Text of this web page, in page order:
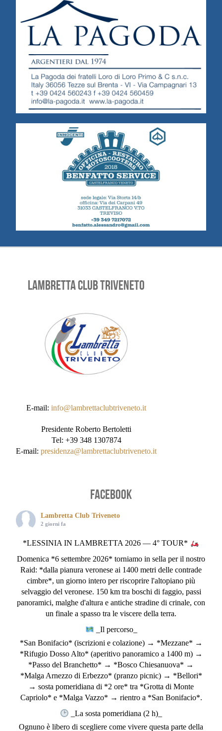
LAMBRETTA CLUB TRIVENETO
E-mail: info@lambrettaclubtriveneto.it
Presidente Roberto Bertoletti
Tel: +39 348 1307874
E-mail: presidenza@lambrettaclubtriveneto.it
FACEBOOK
Lambretta Club Triveneto
2 giorni fa
*LESSINIA IN LAMBRETTA 2026 — 4° TOUR*
Domenica *6 settembre 2026* torniamo in sella per il nostro
Raid: *dalla pianura veronese ai 1400 metri delle contrade
cimbre*, un giorno intero per riscoprire l'altopiano più
selvaggio del veronese. 150 km tra boschi di faggio, passi
panoramici, malghe d'altura e antiche stradine di crinale, con
un finale a spasso tra le viscere della terra.
_Il percorso_
*San Bonifacio* (iscrizioni e colazione) → *Mezzane* →
*Rifugio Dosso Alto* (aperitivo panoramico a 1400 m) →
*Passo del Branchetto* → *Bosco Chiesanuova* →
*Malga Arnezzo di Erbezzo* (pranzo picnic) → *Bellori*
→ sosta pomeridiana di *2 ore* tra *Grotta di Monte
Capriolo* e *Malga Vazzo* → rientro a *San Bonifacio*.
_La sosta pomeridiana (2 h)_
Ognuno è libero di scegliere come vivere questa parte della